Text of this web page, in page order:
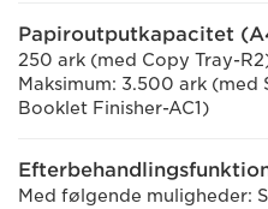
Papiroutputkapacitet
250 ark (med Copy Tray-
Maksimum: 3.500 ark (med
Booklet Finisher-AC1)
Med følgende muligheder: